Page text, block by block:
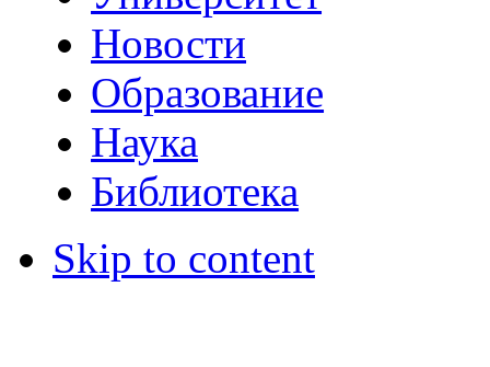
Новости
Образование
Наука
Библиотека
Skip to content